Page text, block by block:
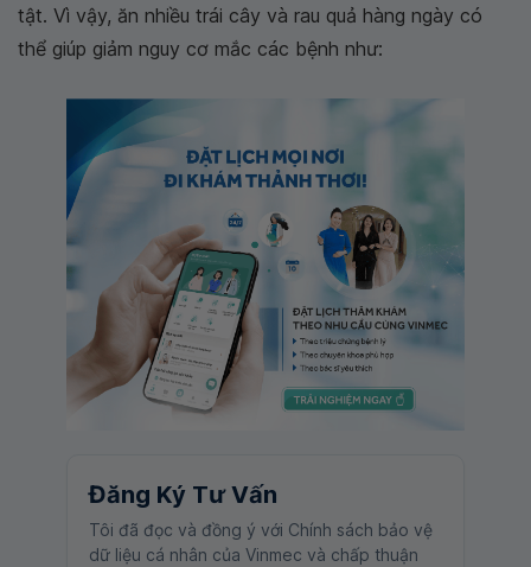
tật. Vì vậy, ăn nhiều trái cây và rau quả hàng ngày có
thể giúp giảm nguy cơ mắc các bệnh như:
Đăng Ký Tư Vấn
Tôi đã đọc và đồng ý với Chính sách bảo vệ
dữ liệu cá nhân của Vinmec và chấp thuận